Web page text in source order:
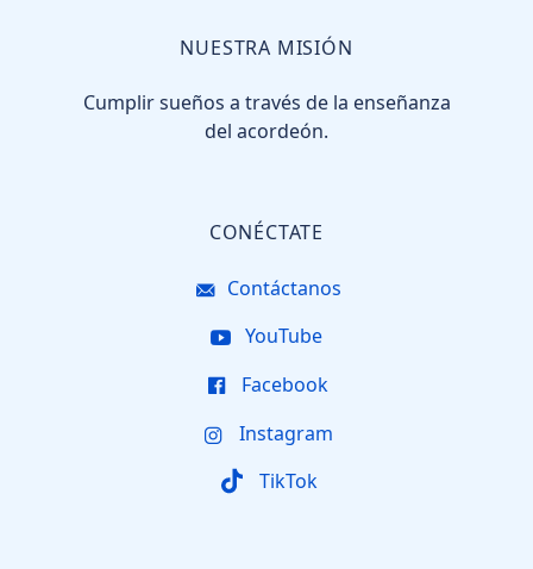
NUESTRA MISIÓN
Cumplir sueños a través de la enseñanza
del acordeón.
CONÉCTATE
Contáctanos
YouTube
Facebook
Instagram
TikTok